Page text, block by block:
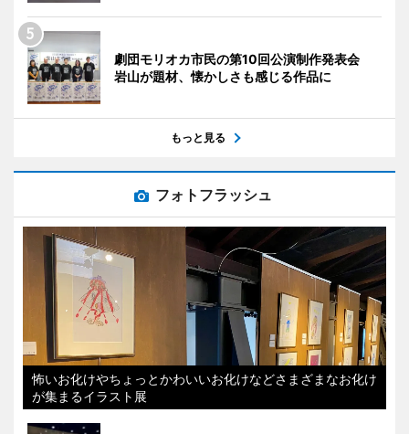
劇団モリオカ市民の第10回公演制作発表会
岩山が題材、懐かしさも感じる作品に
もっと見る
フォトフラッシュ
怖いお化けやちょっとかわいいお化けなどさまざまなお化け
が集まるイラスト展